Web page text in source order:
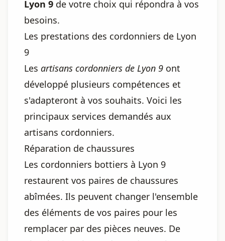
Lyon 9 de votre choix qui répondra à vos
besoins.
Les prestations des cordonniers de Lyon
9
Les artisans cordonniers de Lyon 9 ont
développé plusieurs compétences et
s'adapteront à vos souhaits. Voici les
principaux services demandés aux
artisans cordonniers.
Réparation de chaussures
Les cordonniers bottiers à Lyon 9
restaurent vos paires de chaussures
abîmées. Ils peuvent changer l'ensemble
des éléments de vos paires pour les
remplacer par des pièces neuves. De